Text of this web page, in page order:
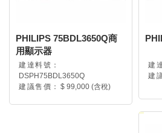
PHILIPS 75BDL3650Q商
用顯示器
建達料號：
DSPH75BDL3650Q
建議售價： $ 99,000 (含稅)
建
建